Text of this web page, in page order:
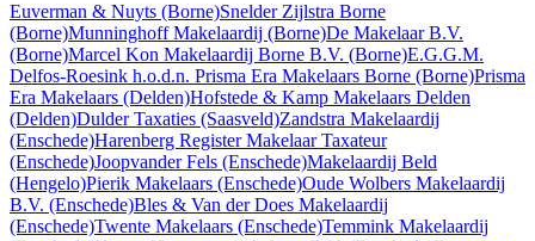
Euverman & Nuyts (Borne)Snelder Zijlstra Borne
(Borne)Munninghoff Makelaardij (Borne)De Makelaar B.V.
(Borne)Marcel Kon Makelaardij Borne B.V. (Borne)E.G.G.M.
Delfos-Roesink h.o.d.n. Prisma Era Makelaars Borne (Borne)Prisma
Era Makelaars (Delden)Hofstede & Kamp Makelaars Delden
(Delden)Dulder Taxaties (Saasveld)Zandstra Makelaardij
(Enschede)Harenberg Register Makelaar Taxateur
(Enschede)Joopvander Fels (Enschede)Makelaardij Beld
(Hengelo)Pierik Makelaars (Enschede)Oude Wolbers Makelaardij
B.V. (Enschede)Bles & Van der Does Makelaardij
(Enschede)Twente Makelaars (Enschede)Temmink Makelaardij